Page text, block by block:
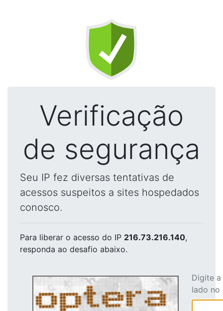
Verificação
de segurança
Seu IP fez diversas tentativas de
acessos suspeitos a sites hospedados
conosco.
Para liberar o acesso do IP 216.73.216.140,
responda ao desafio abaixo.
Digite
lado no